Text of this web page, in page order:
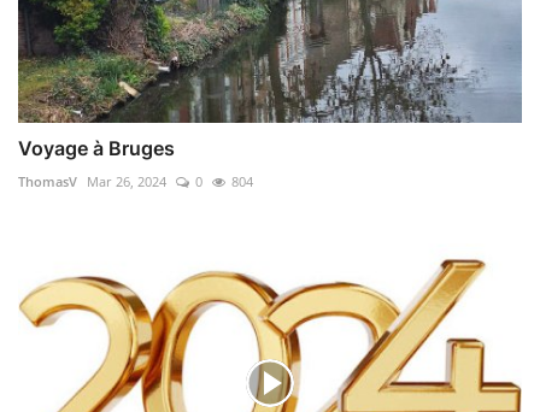
Voyage à Bruges
ThomasV Mar 26, 2024 0 804